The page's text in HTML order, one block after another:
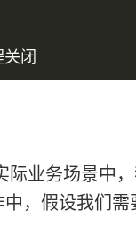
闭
业务场景中，
中，假设我们需